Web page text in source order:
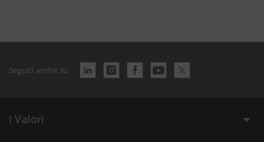
Seguici anche su
I Valori